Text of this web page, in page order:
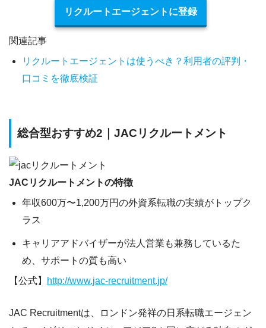
リクルートエージェントに登録
関連記事
リクルートエージェントは使うべき？利用者の評判・
口コミを徹底検証
総合型おすすめ2｜JACリクルートメント
JACリクルートメントの特徴
年収600万〜1,200万円の外資系転職の実績がトップク
ラス
キャリアアドバイザーが法人営業も兼務しているた
め、サポートの質も高い
【公式】
http://www.jac-recruitment.jp/
JAC Recruitmentは、ロンドン発祥の日系転職エージェン